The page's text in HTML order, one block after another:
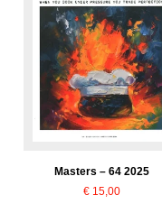
Masters – 64 2025
€15,00